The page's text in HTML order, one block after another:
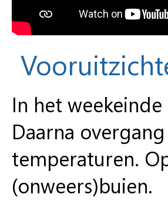
In het
Daarna
temperaturen.
(onweers)buien.